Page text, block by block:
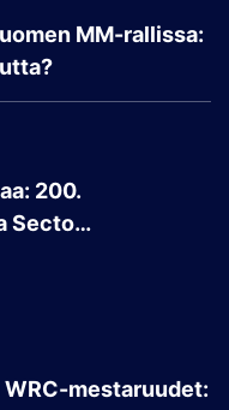
MM-rallissa:
200.
Secto…
WRC-mestaruudet: